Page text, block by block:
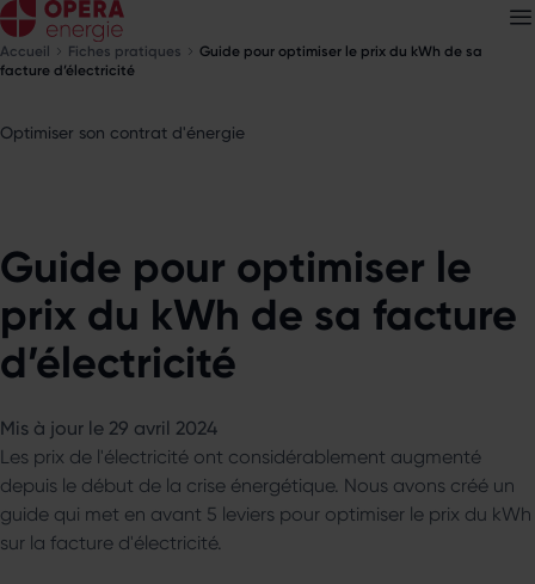
Accueil Fiches pratiques
Guide pour optimiser le prix du kWh de sa
facture d’électricité
Optimiser son contrat d'énergie
Guide pour optimiser le
prix du kWh de sa facture
d’électricité
Mis à jour le 29 avril 2024
Les prix de l'électricité ont considérablement augmenté
depuis le début de la crise énergétique. Nous avons créé un
guide qui met en avant 5 leviers pour optimiser le prix du kWh
sur la facture d'électricité.
Découvrez nos newsletters